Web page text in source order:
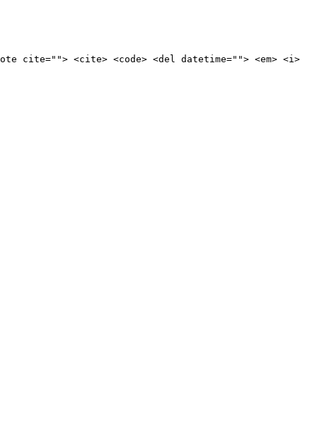
cite=""> <cite> <code> <del datetime=""> <em> <i>